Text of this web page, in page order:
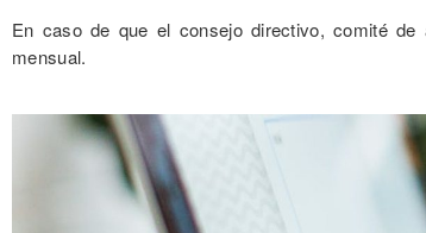
En caso de que el consejo directivo, comité
mensual.